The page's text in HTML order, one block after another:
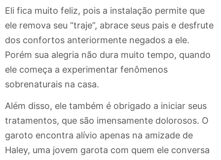
Eli fica muito feliz, pois a instalação permite que
ele remova seu “traje”, abrace seus pais e desfrute
dos confortos anteriormente negados a ele.
Porém sua alegria não dura muito tempo, quando
ele começa a experimentar fenômenos
sobrenaturais na casa.
Além disso, ele também é obrigado a iniciar seus
tratamentos, que são imensamente dolorosos. O
garoto encontra alívio apenas na amizade de
Haley, uma jovem garota com quem ele conversa